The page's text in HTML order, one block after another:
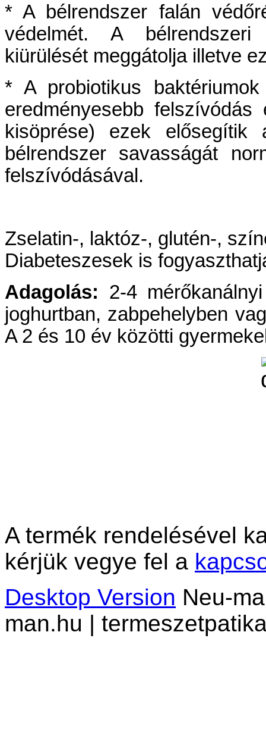
* A bélrendszer falán
védelmét. A bélrendszeri
kiürülését meggátolja illetve
* A probiotikus
eredményesebb
kisöprése) ezek elősegítik
bélrendszer savasságát
felszívódásával.
Zselatin-, laktóz-, glutén-,
Diabeteszesek is
Adagolás: 2-4
joghurtban, zabpehelyben
A 2 és 10 év közötti
A termék rendelésével
kérjük vegye fel a
Desktop Version Neu-
man.hu |